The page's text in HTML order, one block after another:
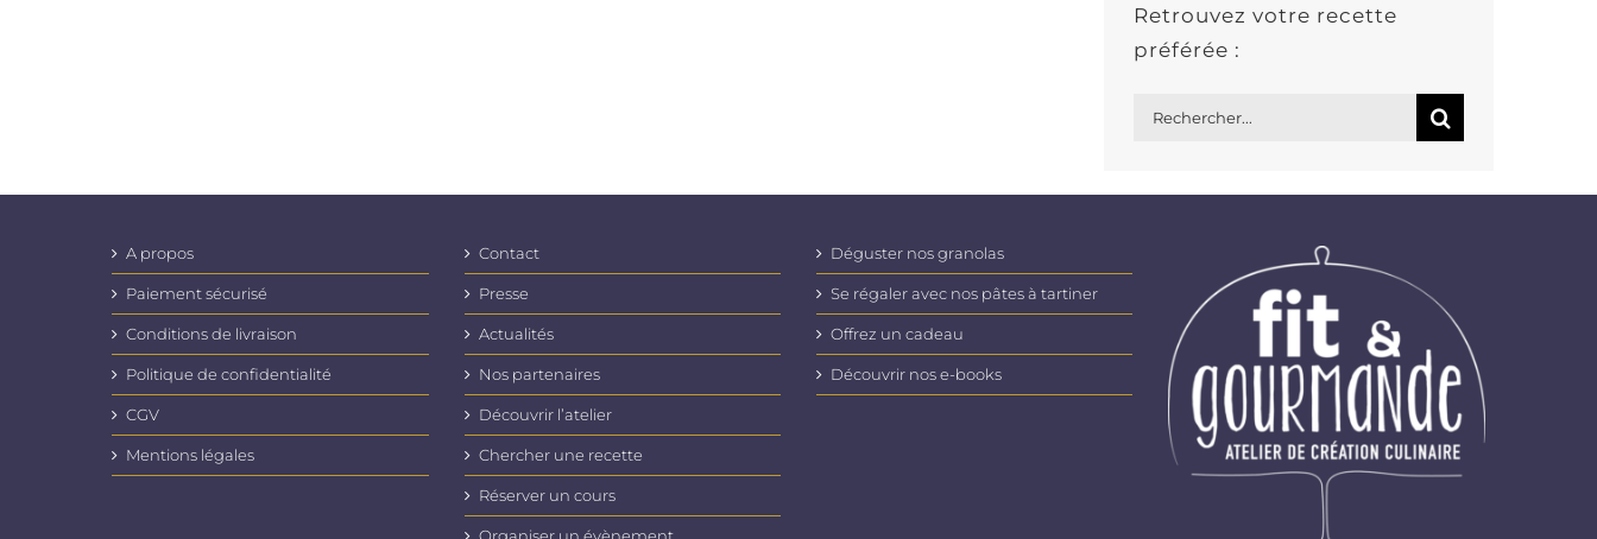
Retrouvez votre recette
préférée :
A propos
Paiement sécurisé
Conditions de livraison
Politique de confidentialité
CGV
Mentions légales
Contact
Presse
Actualités
Nos partenaires
Découvrir l’atelier
Chercher une recette
Réserver un cours
Déguster nos granolas
Se régaler avec nos pâtes à tartiner
Offrez un cadeau
Découvrir nos e-books